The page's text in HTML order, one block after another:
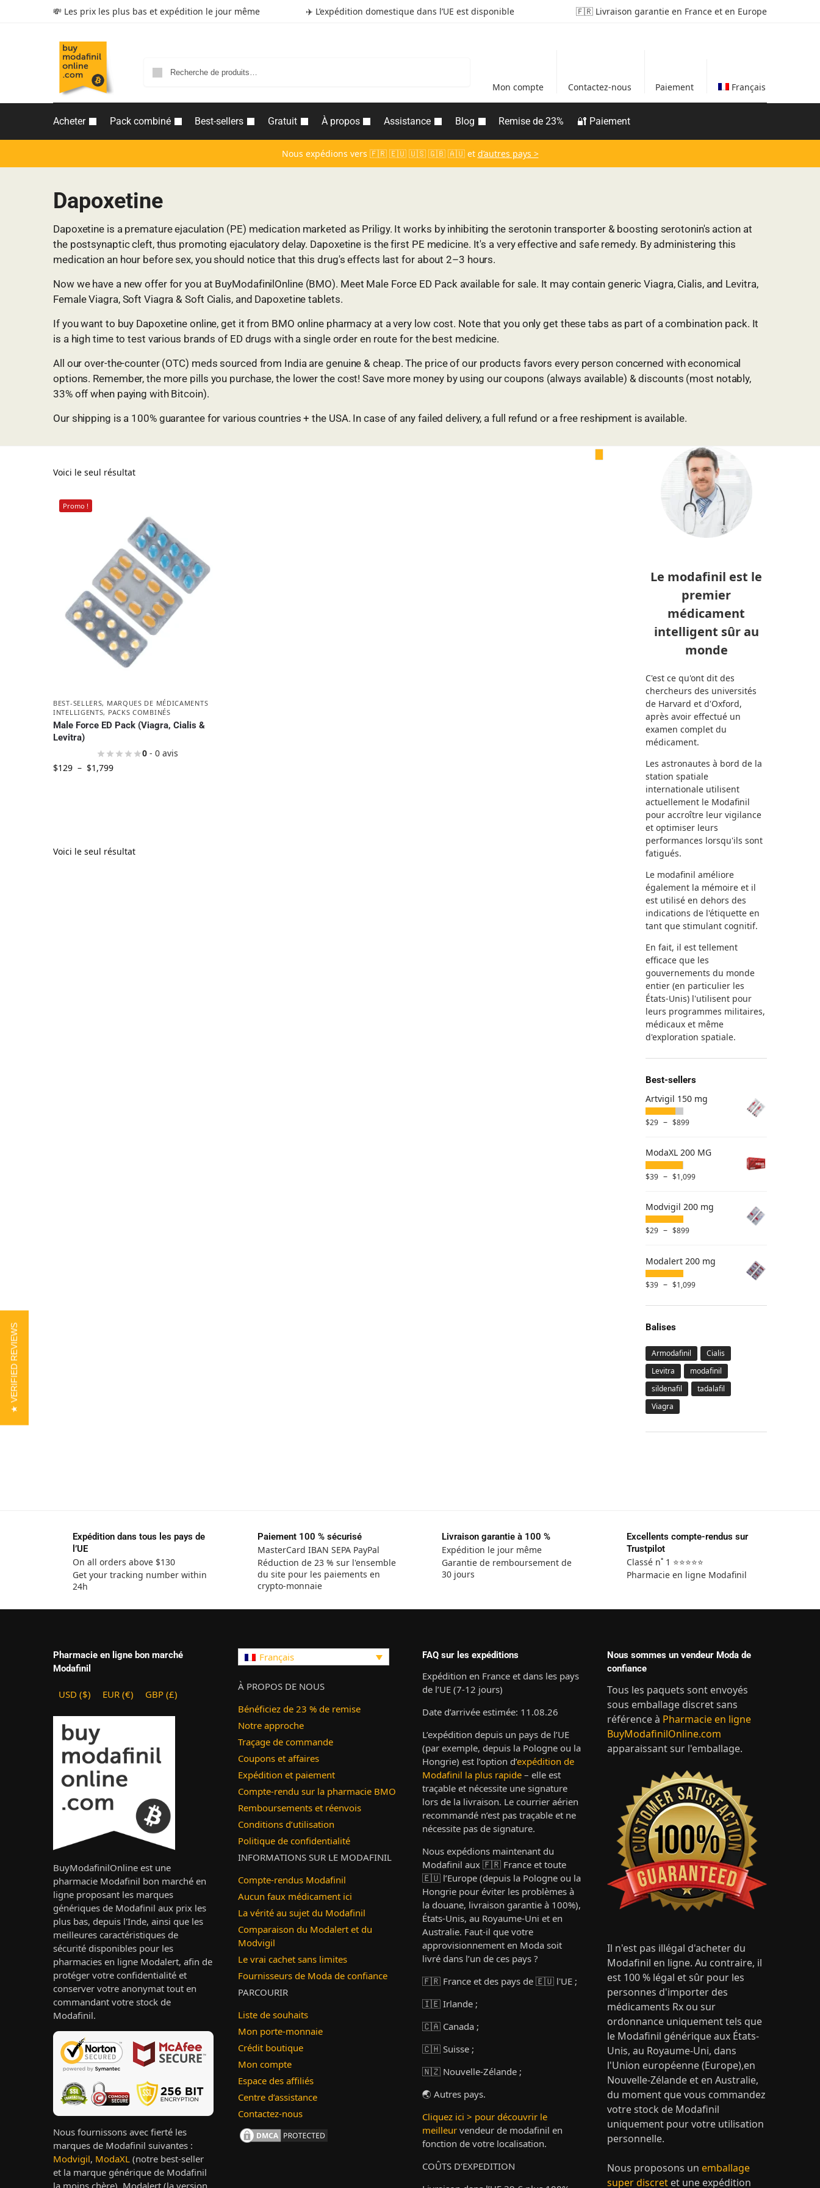
💸 Les prix les plus bas et expédition le jour même ✈️ L’expédition domestique dans l’UE est disponible 🇫🇷 Livraison garantie en France et en Europe
Mon compte Contactez-nous Paiement Français
Acheter Pack combiné Best-sellers Gratuit À propos Assistance Blog Remise de 23% 🔐 Paiement
Nous expédions vers 🇫🇷 🇪🇺 🇺🇸 🇬🇧 🇦🇺 et d’autres pays >
Dapoxetine
Dapoxetine is a premature ejaculation (PE) medication marketed as Priligy. It works by inhibiting the serotonin transporter & boosting serotonin's action at
the postsynaptic cleft, thus promoting ejaculatory delay. Dapoxetine is the first PE medicine. It's a very effective and safe remedy. By administering this
medication an hour before sex, you should notice that this drug's effects last for about 2–3 hours.
Now we have a new offer for you at BuyModafinilOnline (BMO). Meet Male Force ED Pack available for sale. It may contain generic Viagra, Cialis, and Levitra,
Female Viagra, Soft Viagra & Soft Cialis, and Dapoxetine tablets.
If you want to buy Dapoxetine online, get it from BMO online pharmacy at a very low cost. Note that you only get these tabs as part of a combination pack. It
is a high time to test various brands of ED drugs with a single order en route for the best medicine.
All our over-the-counter (OTC) meds sourced from India are genuine & cheap. The price of our products favors every person concerned with economical
options. Remember, the more pills you purchase, the lower the cost! Save more money by using our coupons (always available) & discounts (most notably,
33% off when paying with Bitcoin).
Our shipping is a 100% guarantee for various countries + the USA. In case of any failed delivery, a full refund or a free reshipment is available.
Voici le seul résultat
Promo !
BEST-SELLERS, MARQUES DE MÉDICAMENTS
INTELLIGENTS, PACKS COMBINÉS
Male Force ED Pack (Viagra, Cialis &
Levitra)
0 - 0 avis
$129 – $1,799
Voici le seul résultat
Le modafinil est le
premier
médicament
intelligent sûr au
monde
C'est ce qu'ont dit des
chercheurs des universités
de Harvard et d'Oxford,
après avoir effectué un
examen complet du
médicament.
Les astronautes à bord de la
station spatiale
internationale utilisent
actuellement le Modafinil
pour accroître leur vigilance
et optimiser leurs
performances lorsqu'ils sont
fatigués.
Le modafinil améliore
également la mémoire et il
est utilisé en dehors des
indications de l'étiquette en
tant que stimulant cognitif.
En fait, il est tellement
efficace que les
gouvernements du monde
entier (en particulier les
États-Unis) l'utilisent pour
leurs programmes militaires,
médicaux et même
d'exploration spatiale.
Best-sellers
Artvigil 150 mg
$29 – $899
ModaXL 200 MG
$39 – $1,099
Modvigil 200 mg
$29 – $899
Modalert 200 mg
$39 – $1,099
Balises
Armodafinil
Cialis
Levitra
modafinil
sildenafil
tadalafil
Viagra
Expédition dans tous les pays de
l’UE
On all orders above $130
Get your tracking number within
24h
Paiement 100 % sécurisé
MasterCard IBAN SEPA PayPal
Réduction de 23 % sur l'ensemble
du site pour les paiements en
crypto-monnaie
Livraison garantie à 100 %
Expédition le jour même
Garantie de remboursement de
30 jours
Excellents compte-rendus sur
Trustpilot
Classé n˚ 1 ⭐⭐⭐⭐⭐
Pharmacie en ligne Modafinil
Pharmacie en ligne bon marché
Modafinil
USD ($) EUR (€) GBP (£)
BuyModafinilOnline est une
pharmacie Modafinil bon marché en
ligne proposant les marques
génériques de Modafinil aux prix les
plus bas, depuis l'Inde, ainsi que les
meilleures caractéristiques de
sécurité disponibles pour les
pharmacies en ligne Modalert, afin de
protéger votre confidentialité et
conserver votre anonymat tout en
commandant votre stock de
Modafinil.
Nous fournissons avec fierté les
marques de Modafinil suivantes :
Modvigil, ModaXL (notre best-seller
et la marque générique de Modafinil
la moins chère), Modalert (la version
Français
À PROPOS DE NOUS
Bénéficiez de 23 % de remise
Notre approche
Traçage de commande
Coupons et affaires
Expédition et paiement
Compte-rendu sur la pharmacie BMO
Remboursements et réenvois
Conditions d’utilisation
Politique de confidentialité
INFORMATIONS SUR LE MODAFINIL
Compte-rendus Modafinil
Aucun faux médicament ici
La vérité au sujet du Modafinil
Comparaison du Modalert et du
Modvigil
Le vrai cachet sans limites
Fournisseurs de Moda de confiance
PARCOURIR
Liste de souhaits
Mon porte-monnaie
Crédit boutique
Mon compte
Espace des affiliés
Centre d’assistance
Contactez-nous
FAQ sur les expéditions
Expédition en France et dans les pays
de l’UE (7-12 jours)
Date d’arrivée estimée: 11.08.26
L’expédition depuis un pays de l’UE
(par exemple, depuis la Pologne ou la
Hongrie) est l’option d’expédition de
Modafinil la plus rapide – elle est
traçable et nécessite une signature
lors de la livraison. Le courrier aérien
recommandé n’est pas traçable et ne
nécessite pas de signature.
Nous expédions maintenant du
Modafinil aux 🇫🇷 France et toute
🇪🇺 l’Europe (depuis la Pologne ou la
Hongrie pour éviter les problèmes à
la douane, livraison garantie à 100%),
États-Unis, au Royaume-Uni et en
Australie. Faut-il que votre
approvisionnement en Moda soit
livré dans l’un de ces pays ?
🇫🇷 France et des pays de 🇪🇺 l'UE ;
🇮🇪 Irlande ;
🇨🇦 Canada ;
🇨🇭 Suisse ;
🇳🇿 Nouvelle-Zélande ;
🌏 Autres pays.
Cliquez ici > pour découvrir le
meilleur vendeur de modafinil en
fonction de votre localisation.
COÛTS D’EXPEDITION
Nous sommes un vendeur Moda de
confiance
Tous les paquets sont envoyés
sous emballage discret sans
référence à Pharmacie en ligne
BuyModafinilOnline.com
apparaissant sur l'emballage.
Il n'est pas illégal d'acheter du
Modafinil en ligne. Au contraire, il
est 100 % légal et sûr pour les
personnes d'importer des
médicaments Rx ou sur
ordonnance uniquement tels que
le Modafinil générique aux États-
Unis, au Royaume-Uni, dans
l'Union européenne (Europe),en
Nouvelle-Zélande et en Australie,
du moment que vous commandez
votre stock de Modafinil
uniquement pour votre utilisation
personnelle.
Nous proposons un emballage
super discretet une expédition
★ VERIFIED REVIEWS